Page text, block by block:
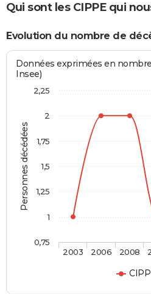
Qui sont les CIPPE qui
Evolution du nombre de
Personnes décédées
Données exprimées en
Insee)
2003 2006 2008
0,75
1
1,25
1,5
1,75
2
2,25